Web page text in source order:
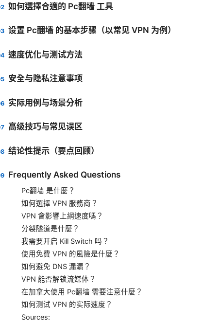
如何選擇合適的 Pc翻墙 工具
设置 Pc翻墙 的基本步骤（以常见 VPN 为例）
速度优化与测试方法
安全与隐私注意事项
实际用例与场景分析
高级技巧与常见误区
结论性提示（要点回顾）
Frequently Asked Questions
Pc翻墙 是什麼？
如何選擇 VPN 服務商？
VPN 會影響上網速度嗎？
分裂隧道是什麼？
我需要开启 Kill Switch 吗？
使用免費 VPN 的風險是什麼？
如何避免 DNS 漏漏？
VPN 能否解锁流媒体？
在加拿大使用 Pc翻墙 需要注意什麼？
如何测试 VPN 的实际速度？
Sources: